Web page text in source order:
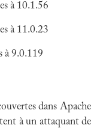
à 10.1.56
à 11.0.23
à 9.0.119
dans Apache
à un attaquant de